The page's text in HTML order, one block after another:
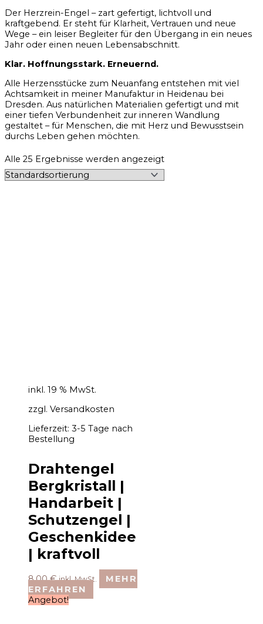
Der Herzrein-Engel – zart gefertigt, lichtvoll und
kraftgebend. Er steht für Klarheit, Vertrauen und neue
Wege – ein leiser Begleiter für den Übergang in ein neues
Jahr oder einen neuen Lebensabschnitt.
Klar. Hoffnungsstark. Erneuernd.
Alle Herzensstücke zum Neuanfang entstehen mit viel
Achtsamkeit in meiner Manufaktur in Heidenau bei
Dresden. Aus natürlichen Materialien gefertigt und mit
einer tiefen Verbundenheit zur inneren Wandlung
gestaltet – für Menschen, die mit Herz und Bewusstsein
durchs Leben gehen möchten.
Alle 25 Ergebnisse werden angezeigt
inkl. 19 % MwSt.
zzgl. Versandkosten
Lieferzeit: 3-5 Tage nach
Bestellung
Drahtengel
Bergkristall |
Handarbeit |
Schutzengel |
Geschenkidee
| kraftvoll
8,00€ inkl. MwSt.
MEHR
ERFAHREN
Angebot!